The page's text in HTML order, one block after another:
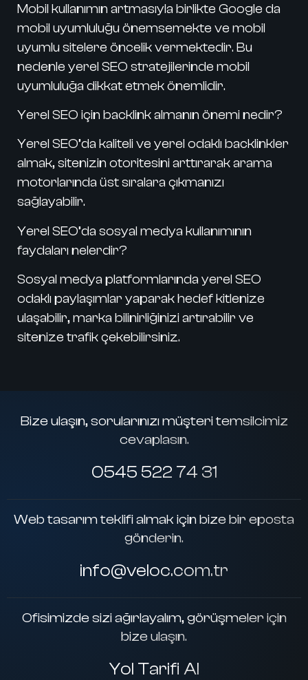
Mobil kullanımın artmasıyla birlikte Google da
mobil uyumluluğu önemsemekte ve mobil
uyumlu sitelere öncelik vermektedir. Bu
nedenle yerel SEO stratejilerinde mobil
uyumluluğa dikkat etmek önemlidir.
Yerel SEO için backlink almanın önemi nedir?
Yerel SEO’da kaliteli ve yerel odaklı backlinkler
almak, sitenizin otoritesini arttırarak arama
motorlarında üst sıralara çıkmanızı
sağlayabilir.
Yerel SEO’da sosyal medya kullanımının
faydaları nelerdir?
Sosyal medya platformlarında yerel SEO
odaklı paylaşımlar yaparak hedef kitlenize
ulaşabilir, marka bilinirliğinizi artırabilir ve
sitenize trafik çekebilirsiniz.
Bize ulaşın, sorularınızı müşteri temsilcimiz
cevaplasın.
0545 522 74 31
Web tasarım teklifi almak için bize bir eposta
gönderin.
info@veloc.com.tr
Ofisimizde sizi ağırlayalım, görüşmeler için
bize ulaşın.
Yol Tarifi Al